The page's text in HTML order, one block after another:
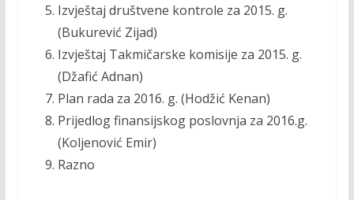
Izvještaj društvene kontrole za 2015. g.
(Bukurević Zijad)
Izvještaj Takmičarske komisije za 2015. g.
(Džafić Adnan)
Plan rada za 2016. g. (Hodžić Kenan)
Prijedlog finansijskog poslovnja za 2016.g.
(Koljenović Emir)
Razno